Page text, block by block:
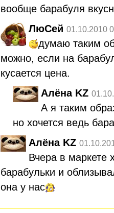
вообще барабуля
ЛюСей 01.10.2010
думаю таким
можно, если на
кусается цена.
Алёна KZ
А я таким
но хочется ведь
Алёна KZ
Вчера в маркете
барабульки и
она у нас